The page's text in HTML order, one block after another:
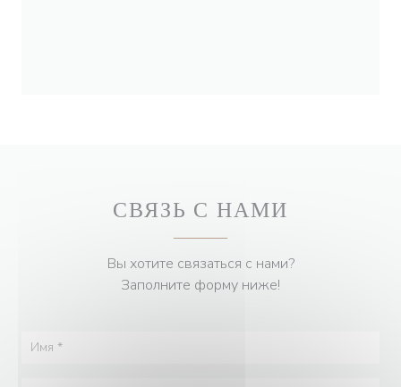
СВЯЗЬ С НАМИ
Вы хотите связаться с нами?
Заполните форму ниже!